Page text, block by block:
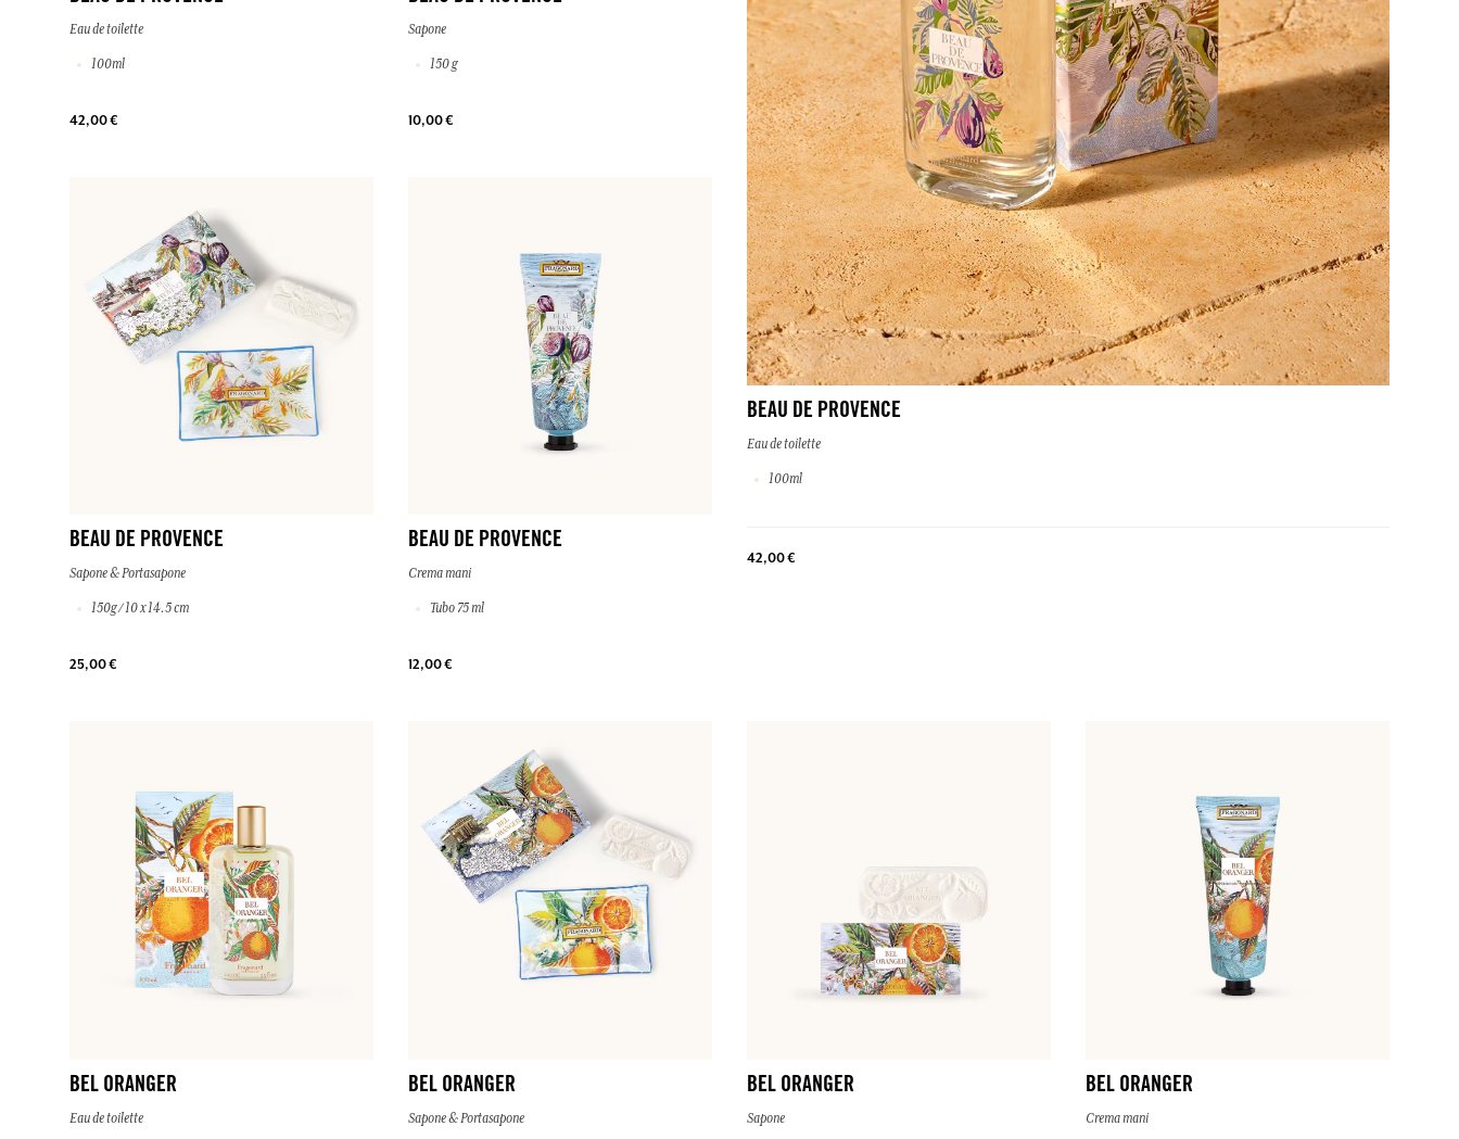
Eau de toilette
100ml
42,00 €
Sapone
150 g
10,00 €
BEAU DE PROVENCE
Eau de toilette
100ml
42,00 €
BEAU DE PROVENCE
Sapone & Portasapone
150g / 10 x 14.5 cm
25,00 €
BEAU DE PROVENCE
Crema mani
Tubo 75 ml
12,00 €
BEL ORANGER
Eau de toilette
BEL ORANGER
Sapone & Portasapone
BEL ORANGER
Sapone
BEL ORANGER
Crema mani